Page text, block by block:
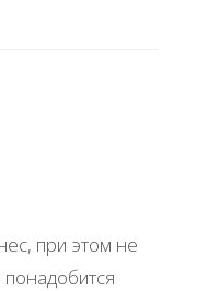
при этом не